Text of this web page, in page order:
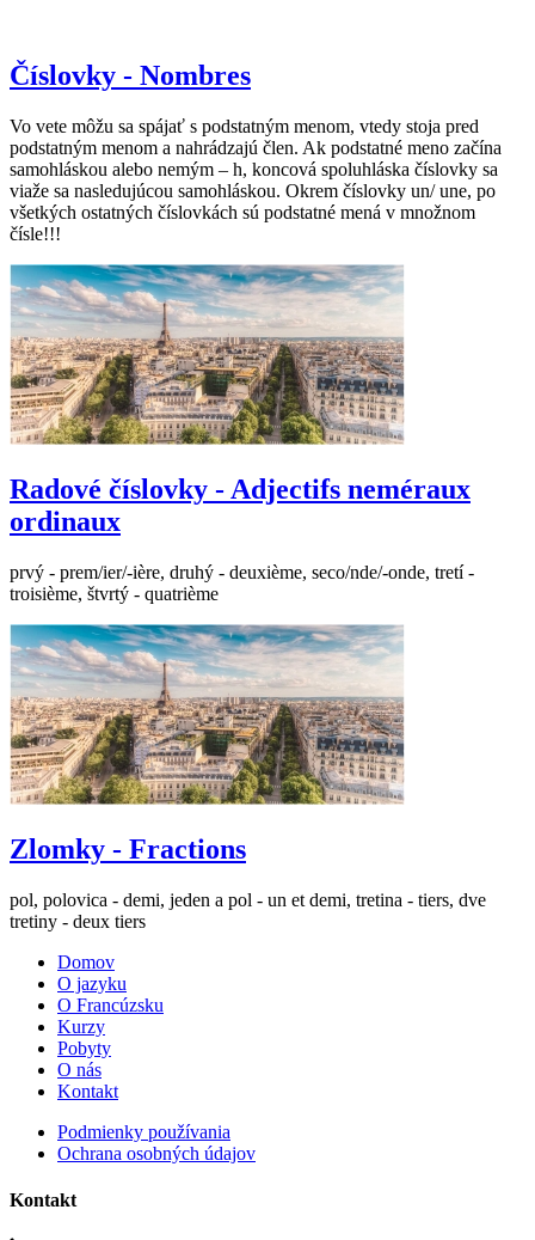
Číslovky - Nombres
Vo vete môžu sa spájať s podstatným menom, vtedy stoja pred
podstatným menom a nahrádzajú člen. Ak podstatné meno začína
samohláskou alebo nemým – h, koncová spoluhláska číslovky sa
viaže sa nasledujúcou samohláskou. Okrem číslovky un/ une, po
všetkých ostatných číslovkách sú podstatné mená v množnom
čísle!!!
Radové číslovky - Adjectifs neméraux
ordinaux
prvý - prem/ier/-ière, druhý - deuxième, seco/nde/-onde, tretí -
troisième, štvrtý - quatrième
Zlomky - Fractions
pol, polovica - demi, jeden a pol - un et demi, tretina - tiers, dve
tretiny - deux tiers
Domov
O jazyku
O Francúzsku
Kurzy
Pobyty
O nás
Kontakt
Podmienky používania
Ochrana osobných údajov
Kontakt